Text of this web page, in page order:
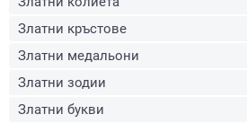
Златни кръстове
Златни медальони
Златни зодии
Златни букви